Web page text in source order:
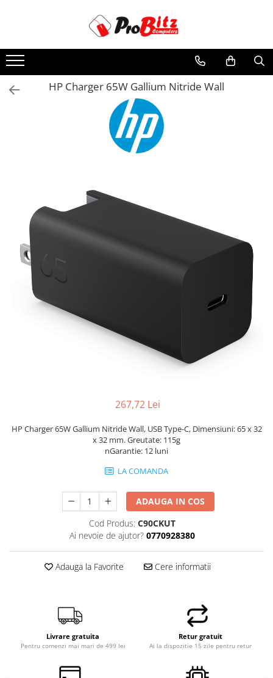
Laptopuri si accesorii
Laptopuri
Componente REFURBISHED Laptop
Hard Disk-uri Refurbished
Accesorii Laptop
Docking stations
Genti Laptop
Incarcatoare laptop
Incarcatoare laptop refurbished
Standuri și Coolere Laptop
Calculatoare Mini NOI
Calculatoare SECOND-HAND
Calculatoare REFURBISHED
Calculatoare RENEW
Calculatoare WORKSTATION
Componente PC NOI
Memorii PC
Placi de baza
HP Charger 65W Gallium Nitride Wall
267,72 Lei
HP Charger 65W Gallium Nitride Wall, USB Type-C, Dimensiuni: 65 x 32
x 32 mm. Greutate: 115g
nGarantie: 12 luni
LA COMANDA
ADAUGA IN COS
Cod Produs: C90CKUT
Ai nevoie de ajutor? 0770928380
Adauga la Favorite Cere informatii
Livrare gratuita
Pentru comenzi mai mari de 499 lei
Retur gratuit
Ai la dispozitie 15 zile pentru retur